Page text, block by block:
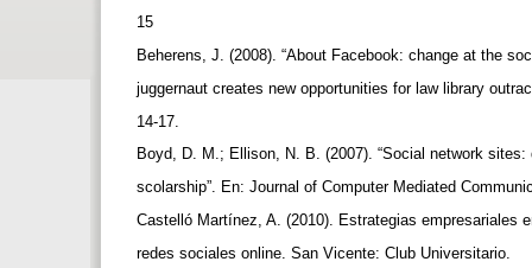
15
Beherens, J. (2008). “About Facebook: change at the
juggernaut creates new opportunities for law library
14-17.
Boyd, D. M.; Ellison, N. B. (2007). “Social network
scolarship”. En: Journal of Computer Mediated
Castelló Martínez, A. (2010). Estrategias empresariales
redes sociales online. San Vicente: Club Universitario.